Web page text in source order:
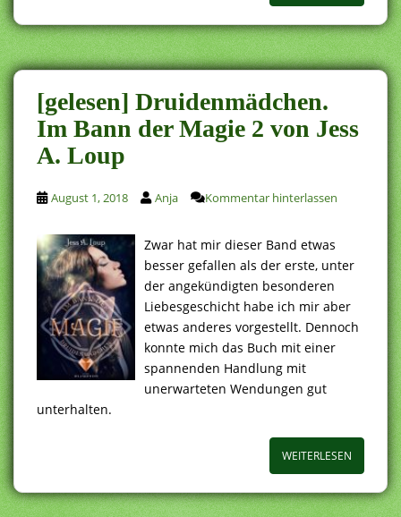
[gelesen] Druidenmädchen.
Im Bann der Magie 2 von Jess
A. Loup
August 1, 2018 Anja Kommentar hinterlassen
Zwar hat mir dieser Band etwas
besser gefallen als der erste, unter
der angekündigten besonderen
Liebesgeschicht habe ich mir aber
etwas anderes vorgestellt. Dennoch
konnte mich das Buch mit einer
spannenden Handlung mit
unerwarteten Wendungen gut
unterhalten.
WEITERLESEN